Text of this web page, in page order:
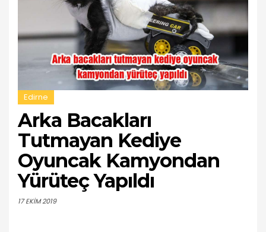
Edirne
Arka Bacakları
Tutmayan Kediye
Oyuncak Kamyondan
Yürüteç Yapıldı
17 EKIM 2019